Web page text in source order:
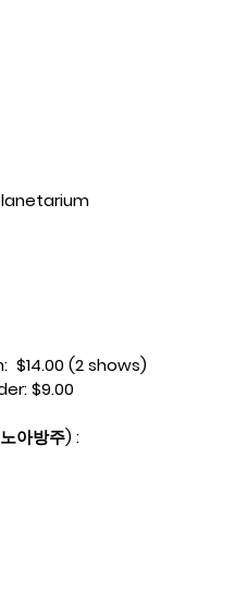
$14.00 (2 shows)
$9.00
아방주) :